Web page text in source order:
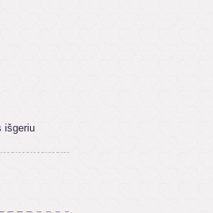
išgeriu